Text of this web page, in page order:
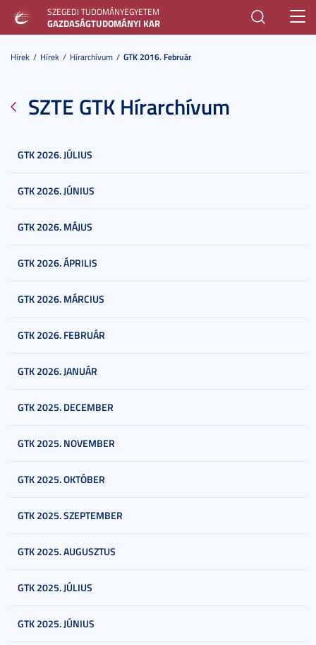
SZEGEDI TUDOMÁNYEGYETEM
GAZDASÁGTUDOMÁNYI KAR
Hírek Hírek Hírarchívum GTK 2016. Február
SZTE GTK Hírarchívum
GTK 2026. JÚLIUS
GTK 2026. JÚNIUS
GTK 2026. MÁJUS
GTK 2026. ÁPRILIS
GTK 2026. MÁRCIUS
GTK 2026. FEBRUÁR
GTK 2026. JANUÁR
GTK 2025. DECEMBER
GTK 2025. NOVEMBER
GTK 2025. OKTÓBER
GTK 2025. SZEPTEMBER
GTK 2025. AUGUSZTUS
GTK 2025. JÚLIUS
GTK 2025. JÚNIUS